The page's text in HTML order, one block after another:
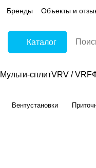
Бренды Объекты и
Каталог
Мульти-сплитVRV / VRF
Вентустановки